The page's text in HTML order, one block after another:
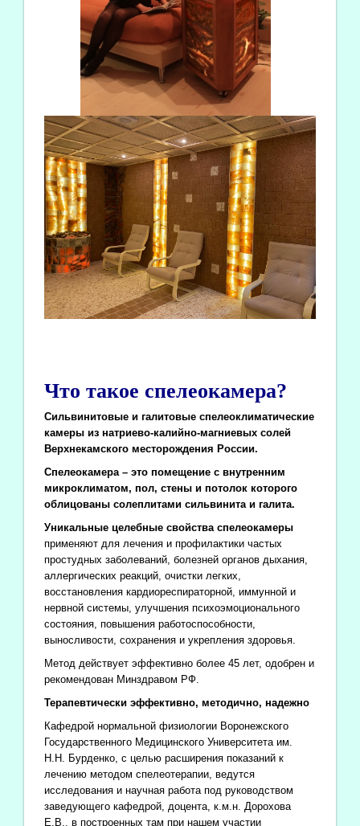
Что такое спелеокамера?
Сильвинитовые и галитовые спелеоклиматические
камеры из натриево-калийно-магниевых солей
Верхнекамского месторождения России.
Спелеокамера – это помещение с внутренним
микроклиматом, пол, стены и потолок которого
облицованы солеплитами сильвинита и галита.
Уникальные целебные свойства спелеокамеры
применяют для лечения и профилактики частых
простудных заболеваний, болезней органов дыхания,
аллергических реакций, очистки легких,
восстановления кардиореспираторной, иммунной и
нервной системы, улучшения психоэмоционального
состояния, повышения работоспособности,
выносливости, сохранения и укрепления здоровья.
Метод действует эффективно более 45 лет, одобрен и
рекомендован Минздравом РФ.
Терапевтически эффективно, методично, надежно
Кафедрой нормальной физиологии Воронежского
Государственного Медицинского Университета им.
Н.Н. Бурденко, с целью расширения показаний к
лечению методом спелеотерапии, ведутся
исследования и научная работа под руководством
заведующего кафедрой, доцента, к.м.н. Дорохова
Е.В., в построенных там при нашем участии